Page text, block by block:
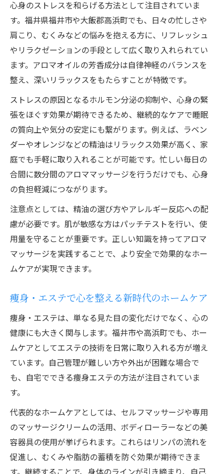
心身のストレスを和らげる方法として注目されていま
す。福井県福井市や大飯郡高浜町でも、日々の忙しさや
肩こり、むくみなどの悩みを抱える方に、リフレッシュ
やリラクゼーションの手段として広く取り入れられてい
ます。アロマオイルの芳香成分は自律神経のバランスを
整え、深いリラックスをもたらすことが特徴です。
ストレスの原因となるホルモン分泌の抑制や、心身の緊
張をほぐす効果が期待できるため、継続的なケアで睡眠
の質向上や気分の安定にも繋がります。例えば、ラベン
ダーやオレンジなどの精油はリラックス効果が高く、家
庭でも手軽に取り入れることが可能です。忙しい毎日の
合間に数分間のアロママッサージを行うだけでも、心身
の負担軽減につながります。
注意点としては、精油の選び方やアレルギー反応への配
慮が必要です。肌が敏感な方はパッチテストを行い、使
用量を守ることが重要です。正しい知識を持ってアロマ
マッサージを実践することで、より安全で効果的なホー
ムケアが実現できます。
痩身・エステで心を整える新時代のホームケア
痩身・エステは、単なる見た目の変化だけでなく、心の
健康にも大きく関与します。福井市や高浜町でも、ホー
ムケアとしてエステの技術を日常に取り入れる方が増え
ています。自己管理が難しい方や外出が困難な場合で
も、自宅でできる痩身エステの方法が注目されていま
す。
代表的なホームケアとしては、セルフマッサージや専用
のマッサージクリームの活用、ボディローラーなどの美
容器具の使用が挙げられます。これらはリンパの流れを
促進し、むくみや脂肪の蓄積を防ぐ効果が期待できま
す。継続することで、身体のラインが引き締まり、自己